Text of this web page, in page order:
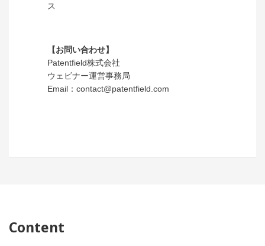
ス
【お問い合わせ】
Patentfield株式会社
ウェビナー運営事務局
Email：contact@patentfield.com
Content